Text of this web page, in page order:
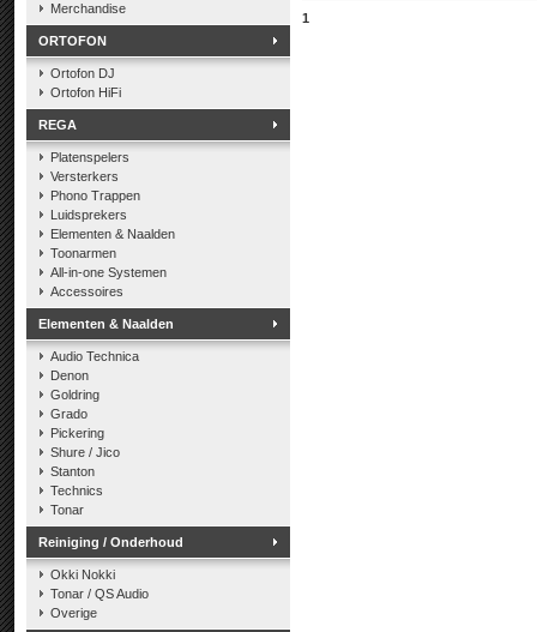
Merchandise
ORTOFON
Ortofon DJ
Ortofon HiFi
REGA
Platenspelers
Versterkers
Phono Trappen
Luidsprekers
Elementen & Naalden
Toonarmen
All-in-one Systemen
Accessoires
Elementen & Naalden
Audio Technica
Denon
Goldring
Grado
Pickering
Shure / Jico
Stanton
Technics
Tonar
Reiniging / Onderhoud
Okki Nokki
Tonar / QS Audio
Overige
1